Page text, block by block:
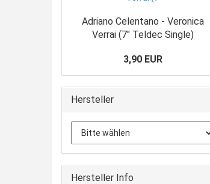
Adriano Celentano - Veronica
Verrai (7" Teldec Single)
3,90 EUR
Hersteller
Hersteller Info